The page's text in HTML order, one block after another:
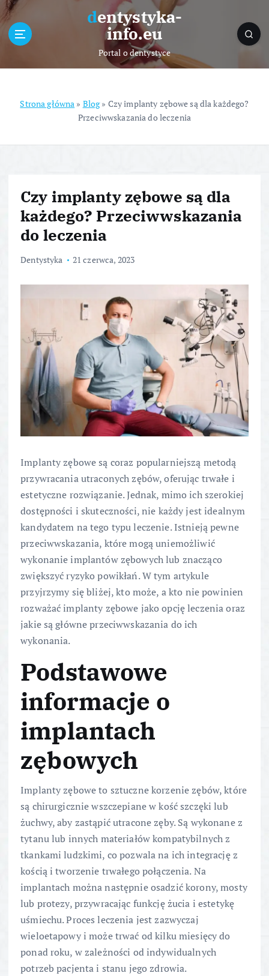
e
dentystyka-
info.eu
Portal o dentystyce
Strona główna » Blog» Czy implanty zębowe są dla każdego?
Przeciwwskazania do leczenia
Czy implanty zębowe są dla
każdego? Przeciwwskazania
do leczenia
Dentystyka 21 czerwca, 2023
Implanty zębowe są coraz popularniejszą metodą
przywracania utraconych zębów, oferując trwałe i
estetyczne rozwiązanie. Jednak, mimo ich szerokiej
dostępności i skuteczności, nie każdy jest idealnym
kandydatem na tego typu leczenie. Istnieją pewne
przeciwwskazania, które mogą uniemożliwić
wykonanie implantów zębowych lub znacząco
zwiększyć ryzyko powikłań. W tym artykule
przyjrzymy się bliżej, kto może, a kto nie powinien
rozważać implanty zębowe jako opcję leczenia oraz
jakie są główne przeciwwskazania do ich
wykonania.
Podstawowe
informacje o
implantach
zębowych
Implanty zębowe to sztuczne korzenie zębów, które
są chirurgicznie wszczepiane w kość szczęki lub
żuchwy, aby zastąpić utracone zęby. Są wykonane z
tytanu lub innych materiałów kompatybilnych z
tkankami ludzkimi, co pozwala na ich integrację z
kością i tworzenie trwałego połączenia. Na
implantach można następnie osadzić korony, mosty
lub protezy, przywracając funkcję żucia i estetykę
uśmiechu. Proces leczenia jest zazwyczaj
wieloetapowy i może trwać od kilku miesięcy do
ponad roku, w zależności od indywidualnych
potrzeb pacjenta i stanu jego zdrowia.